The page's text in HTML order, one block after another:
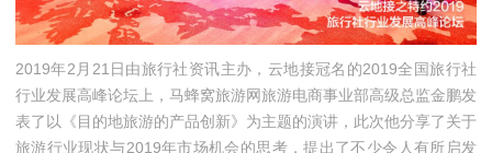
2019年2月21日由旅行社资讯主办，云地接冠名的2019全国旅行社
行业发展高峰论坛上，马蜂窝旅游网旅游电商事业部高级总监金鹏发
表了以《目的地旅游的产品创新》为主题的演讲，此次他分享了关于
旅游行业现状与2019年市场机会的思考，提出了不少令人有所启发